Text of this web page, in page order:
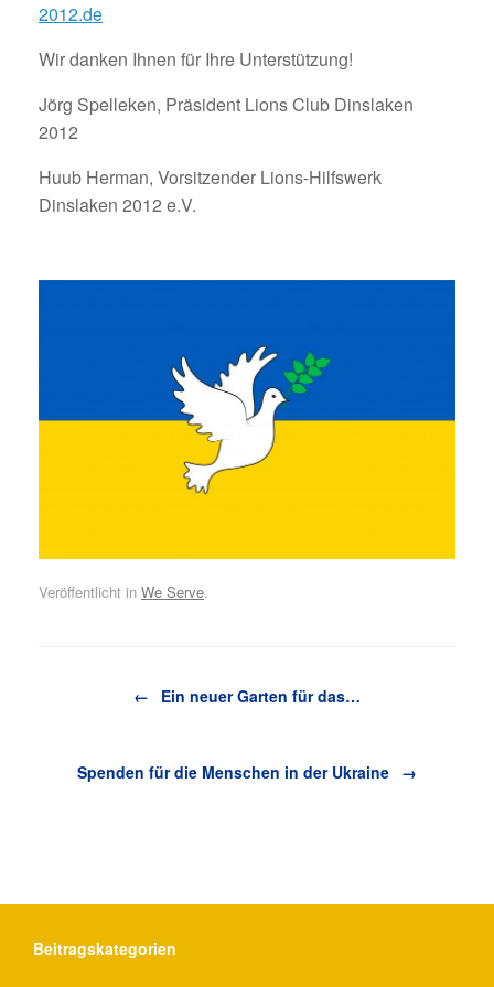
2012.de
Wir danken Ihnen für Ihre Unterstützung!
Jörg Spelleken, Präsident Lions Club Dinslaken
2012
Huub Herman, Vorsitzender Lions-Hilfswerk
Dinslaken 2012 e.V.
Veröffentlicht in We Serve.
← Ein neuer Garten für das…
Spenden für die Menschen in der Ukraine →
Beitragskategorien